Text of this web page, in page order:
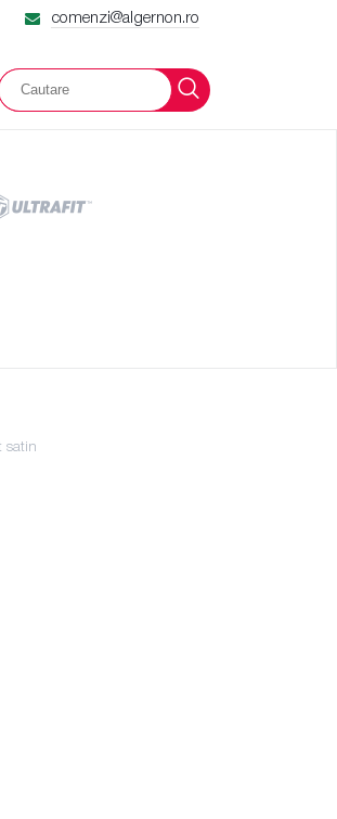
comenzi@algernon.ro
satin